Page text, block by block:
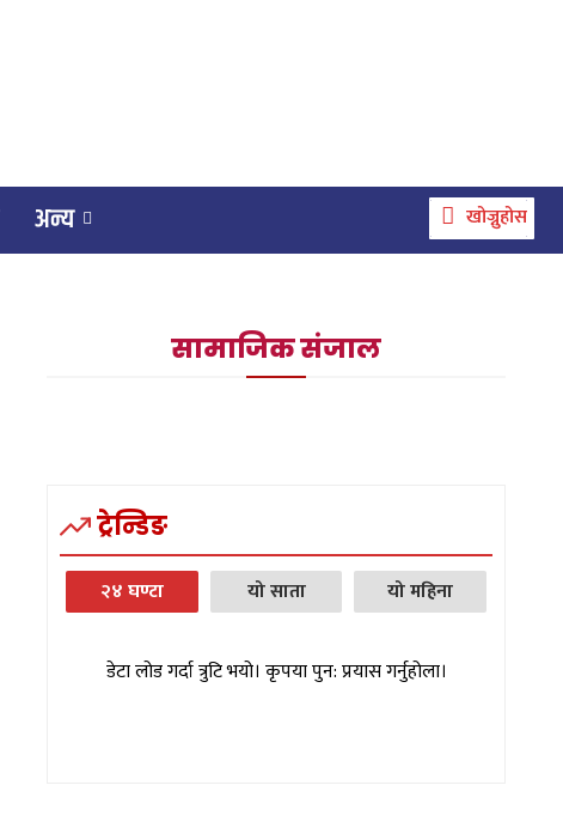
अन्य खोज्नुहोस
सामाजिक संजाल
ट्रेन्डिङ
२४ घण्टा यो साता यो महिना
डेटा लोड गर्दा त्रुटि भयो। कृपया पुन: प्रयास गर्नुहोला।